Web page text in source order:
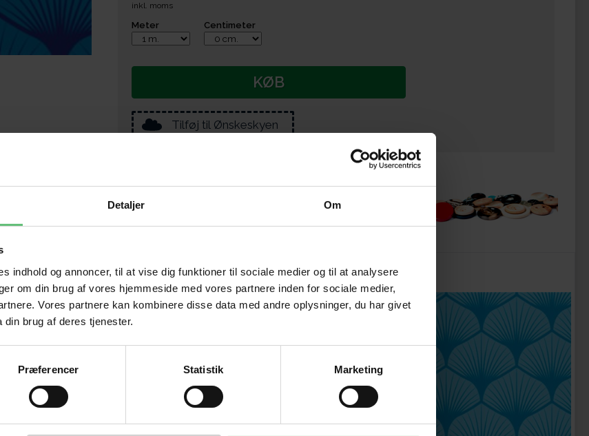
Detaljer Om
indhold og annoncer, til at vise dig funktioner til sociale medier og til at analysere
om din brug af vores hjemmeside med vores partnere inden for sociale medier,
Vores partnere kan kombinere disse data med andre oplysninger, du har givet
brug af deres tjenester.
Præferencer Statistik Marketing
inkl. moms
Meter Centimeter
KØB
Tilføj til Ønskeskyen
også interesseret i følgende produkter